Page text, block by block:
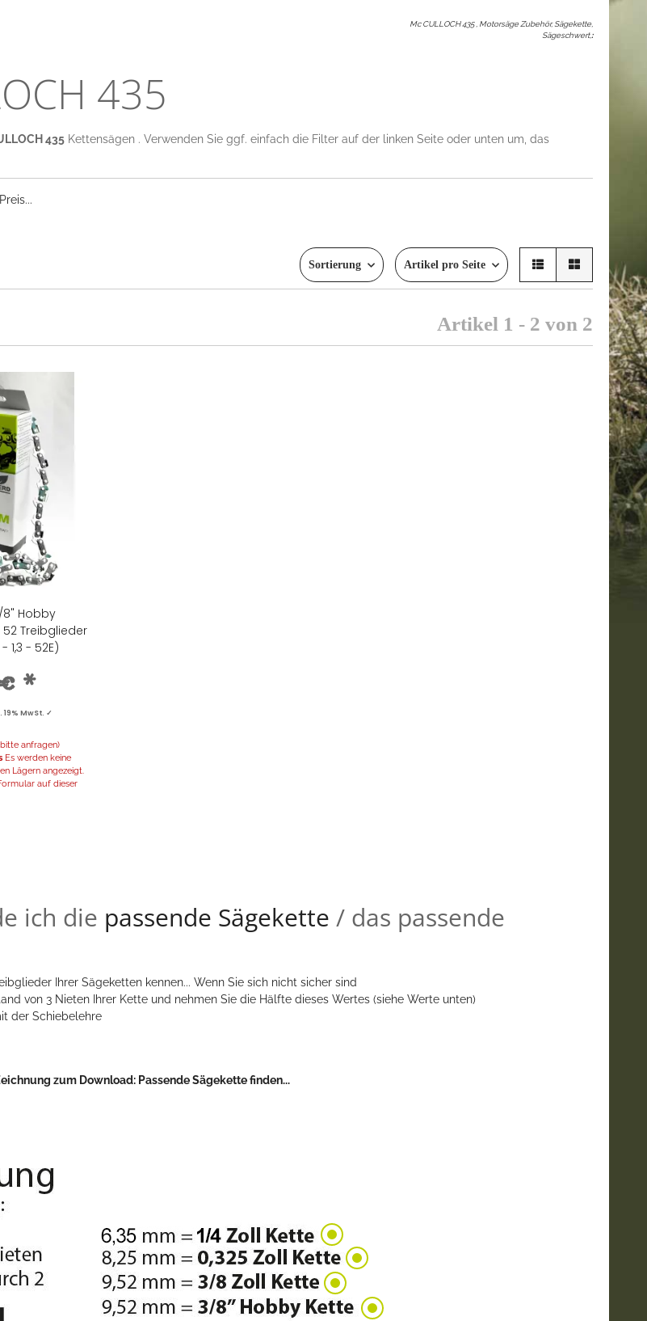
Mc CULLOCH 435 , Motorsäge Zubehör, Sägekette,
Sägeschwert,:
435
435 Kettensägen . Verwenden Sie ggf. einfach die Filter auf der linken Seite oder unten um, das
Sortierung Artikel pro Seite
Artikel 1 - 2 von 2
8" Hobby
Treibglieder
1,3 - 52E)
*
MwSt. ✓
anfragen)
Es werden keine
Lägern angezeigt.
auf dieser
ich die passende Sägekette / das passende
Ihrer Sägeketten kennen... Wenn Sie sich nicht sicher sind
von 3 Nieten Ihrer Kette und nehmen Sie die Hälfte dieses Wertes (siehe Werte unten)
der Schiebelehre
zum Download: Passende Sägekette finden...